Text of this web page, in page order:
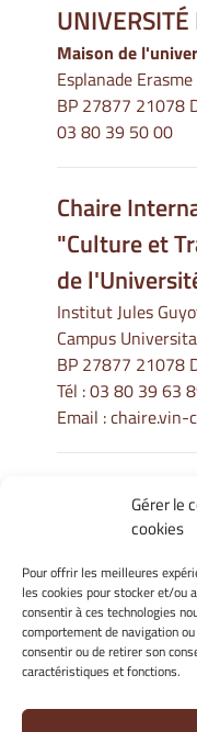
Gérer le
cookies
Pour offrir les meilleures
les cookies pour stocker et/ou
consentir à ces technologies
comportement de navigation
consentir ou de retirer son
caractéristiques et fonctions.
Maison de
Esplanade Erasme
BP 27877 21078
03 80 39 50 00
Chaire
"Culture et
de
Institut Jules
Campus
BP 27877 21078
Tél :03 80 39 63
Email :chaire.vin-
Gérer mes
Politique de
Déclaration